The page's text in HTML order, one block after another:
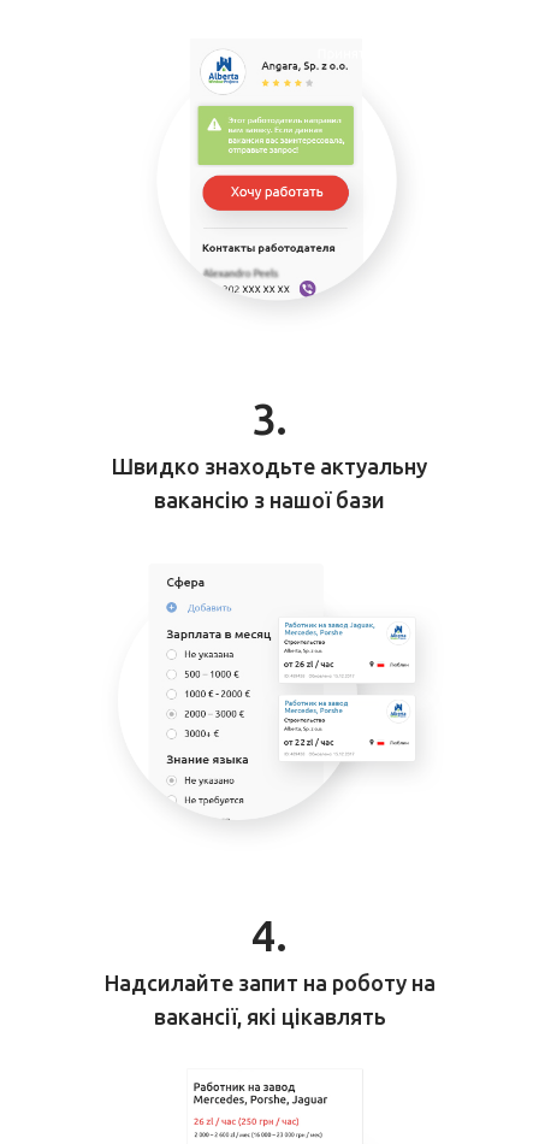
3.
Швидко знаходьте актуальну
вакансію з нашої бази
4.
Надсилайте запит на роботу на
вакансії, які цікавлять